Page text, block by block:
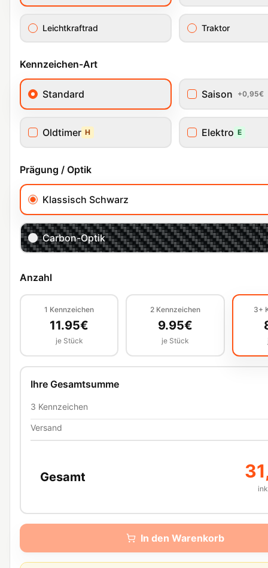
Leichtkraftrad Traktor
Kennzeichen-Art
Standard Saison +0,95€
Oldtimer H Elektro E
Prägung / Optik
Klassisch Schwarz
Carbon-Optik
Anzahl
1 Kennzeichen
11.95€
je Stück
2 Kennzeichen
9.95€
je Stück
3+
Ihre Gesamtsumme
3 Kennzeichen
Versand
Gesamt
In den Warenkorb